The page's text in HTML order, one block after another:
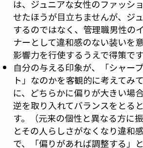
は、ジュニアな女性のファッシ
せたほうが目立ちませんが、ジ
するのではなく、管理職男性の
ナーとして違和感のない装いを
影響力を行使するうえで得策です
自分の与える印象が、「シャー
ト」なのかを客観的に考えてみ
に、どちらかに偏りが大きい場
逆を取り入れてバランスをとる
す。（元来の個性と異なる方に
とその人らしさがなくなり違和
で、「偏りがあれば調整する」